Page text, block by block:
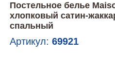
Постельное белье
хлопковый сатин-
спальный
Артикул: 69921